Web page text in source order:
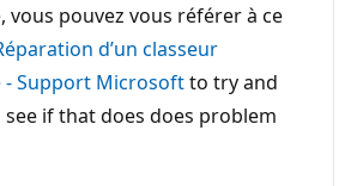
vous pouvez vous référer à ce
d’un classeur
- Support Microsoftto try and
if that does does problem